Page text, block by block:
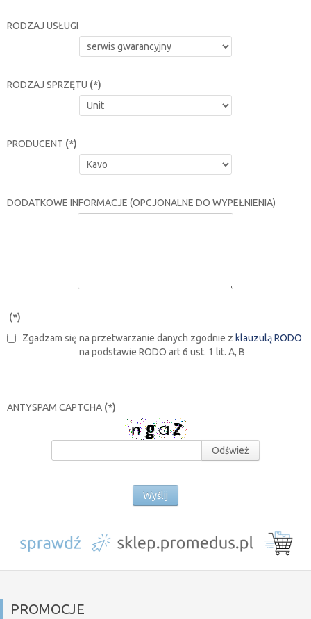
RODZAJ USŁUGI
RODZAJ SPRZĘTU (*)
PRODUCENT (*)
DODATKOWE INFORMACJE (OPCJONALNE DO WYPEŁNIENIA)
(*)
Zgadzam się na przetwarzanie danych zgodnie z klauzulą RODO
na podstawie RODO art 6 ust. 1 lit. A, B
ANTYSPAM CAPTCHA (*)
Odśwież
Wyślij
PROMOCJE